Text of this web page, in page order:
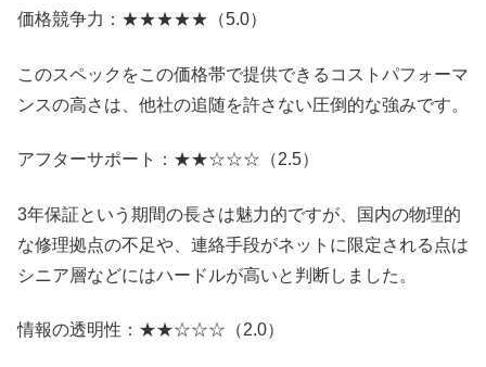
価格競争力：★★★★★（5.0）
このスペックをこの価格帯で提供できるコストパフォーマ
ンスの高さは、他社の追随を許さない圧倒的な強みです。
アフターサポート：★★☆☆☆（2.5）
3年保証という期間の長さは魅力的ですが、国内の物理的
な修理拠点の不足や、連絡手段がネットに限定される点は
シニア層などにはハードルが高いと判断しました。
情報の透明性：★★☆☆☆（2.0）